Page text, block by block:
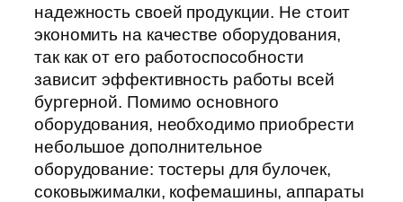
надежность своей продукции. Не стоит
экономить на качестве оборудования,
так как от его работоспособности
зависит эффективность работы всей
бургерной. Помимо основного
оборудования, необходимо приобрести
небольшое дополнительное
оборудование: тостеры для булочек,
соковыжималки, кофемашины, аппараты